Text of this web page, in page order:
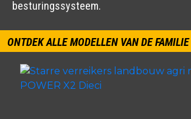
besturingssysteem.
ONTDEK ALLE MODELLEN VAN DE FAMILIE